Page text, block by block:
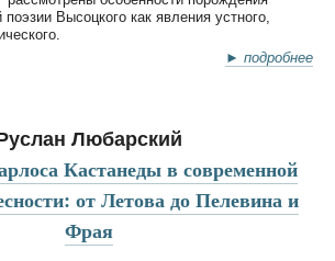
Высоцкого как явления устного,
► подробнее
Любарский
Кастанеды в современной
от Летова до Пелевина и
Фрая